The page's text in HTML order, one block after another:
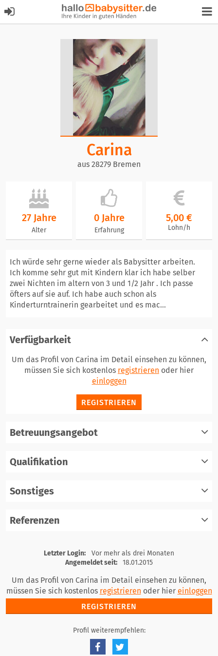
Carina
aus 28279 Bremen
27 Jahre
Alter
0 Jahre
Erfahrung
5,00 €
Lohn/h
Ich würde sehr gerne wieder als Babysitter arbeiten.
Ich komme sehr gut mit Kindern klar ich habe selber
zwei Nichten im altern von 3 und 1/2 Jahr . Ich passe
öfters auf sie auf. Ich habe auch schon als
Kinderturntrainerin gearbeitet und es mac...
Verfügbarkeit
Um das Profil von Carina im Detail einsehen zu können,
müssen Sie sich kostenlos registrieren oder hier
einloggen
REGISTRIEREN
Betreuungsangebot
Qualifikation
Sonstiges
Referenzen
registrieren
einloggen
Letzter Login:
Vor mehr als drei Monaten
Angemeldet seit:
18.01.2015
Um das Profil von Carina im Detail einsehen zu können,
müssen Sie sich kostenlos registrieren oder hier einloggen
REGISTRIEREN
Profil weiterempfehlen: